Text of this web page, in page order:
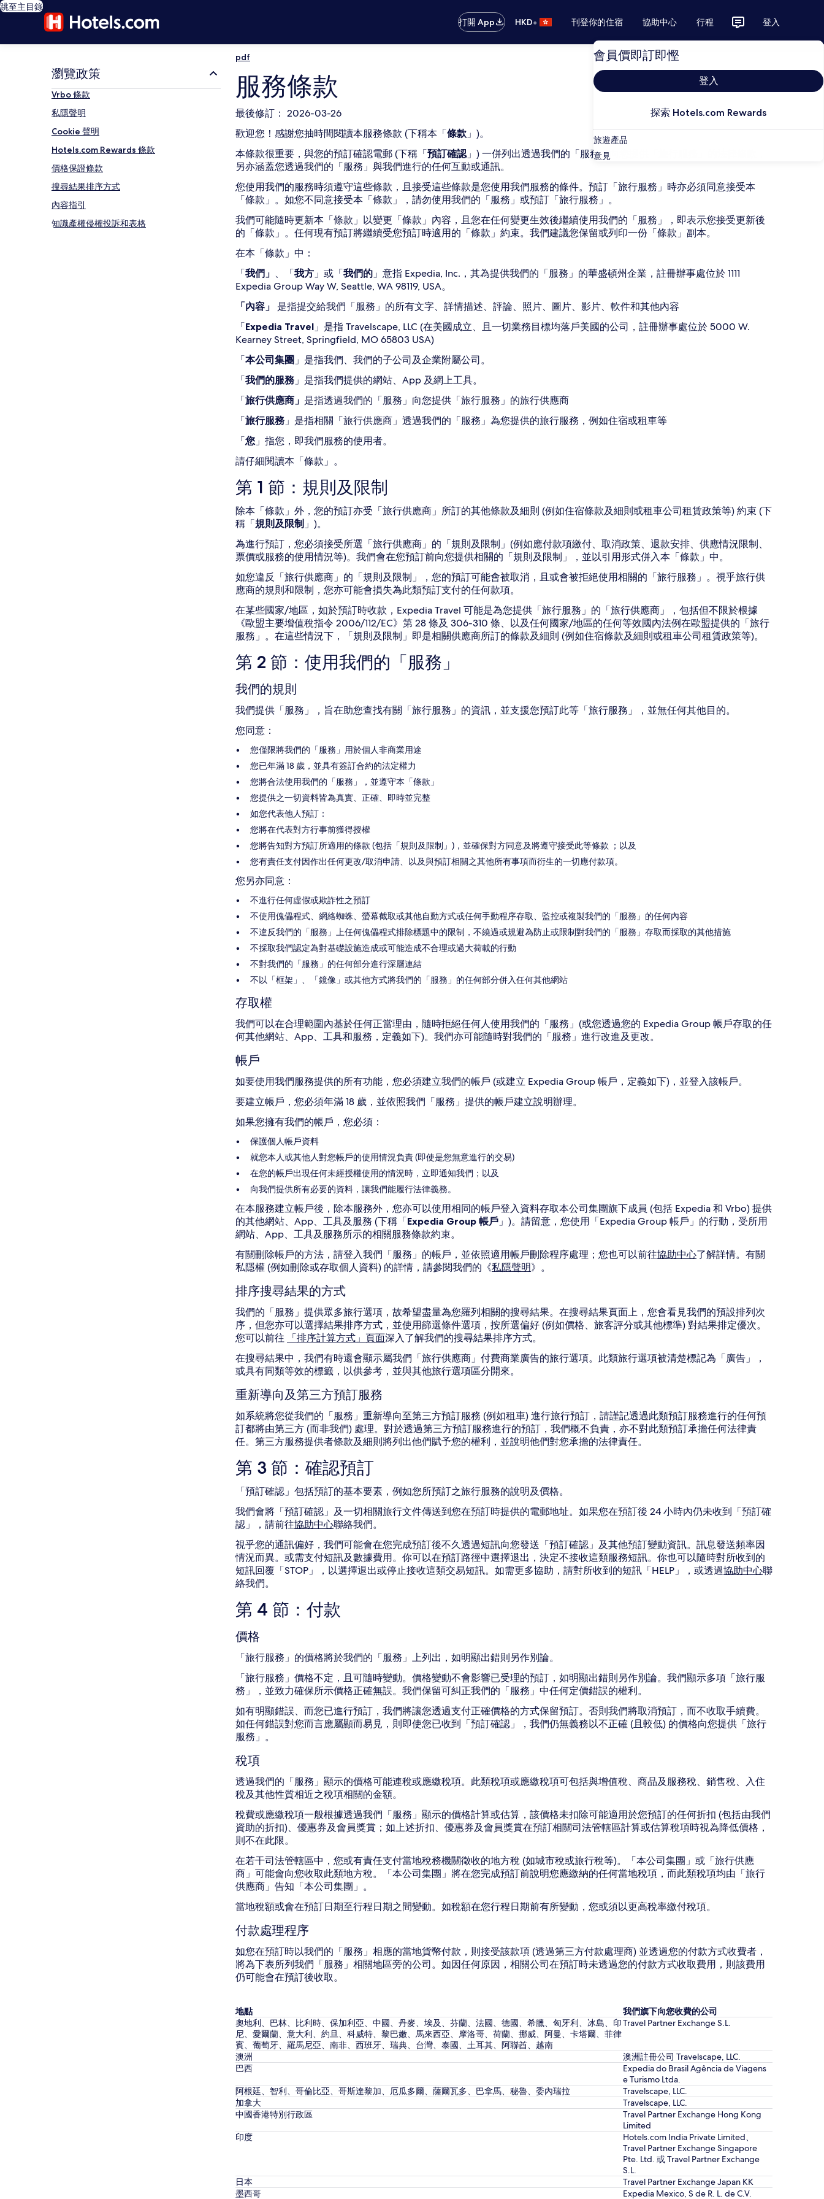
跳至主目錄
打開 App
HKD• 刊登你的住宿 協助中心 行程 登入
會員價即訂即慳
登入
探索 Hotels.com Rewards
旅遊產品
意見
瀏覽政策
Vrbo 條款
私隱聲明
Cookie 聲明
Hotels.com Rewards 條款
價格保證條款
搜尋結果排序方式
內容指引
知識產權侵權投訴和表格
pdf
服務條款
最後修訂： 2026-03-26
歡迎您！感謝您抽時間閱讀本服務條款 (下稱本「條款 」)。
本條款很重要，與您的預訂確認電郵 (下稱「預訂確認」) 一併列出透過我們的「服務」向您提供「旅行服務」的法律條款，
另亦涵蓋您透過我們的「服務」與我們進行的任何互動或通訊。
您使用我們的服務時須遵守這些條款，且接受這些條款是您使用我們服務的條件。預訂「旅行服務」時亦必須同意接受本
「條款」。如您不同意接受本「條款」，請勿使用我們的「服務」或預訂「旅行服務」。
我們可能隨時更新本「條款」以變更「條款」內容，且您在任何變更生效後繼續使用我們的「服務」，即表示您接受更新後
的「條款」。任何現有預訂將繼續受您預訂時適用的「條款」約束。我們建議您保留或列印一份「條款」副本。
在本「條款」中：
「我們」 、「我方 」或「我們的 」意指 Expedia, Inc.，其為提供我們的「服務」的華盛頓州企業，註冊辦事處位於 1111
Expedia Group Way W, Seattle, WA 98119, USA。
「內容」
是指提交給我們「服務」的所有文字、詳情描述、評論、照片、圖片、影片、軟件和其他內容
「Expedia Travel 」是指 Travelscape, LLC (在美國成立、且一切業務目標均落戶美國的公司，註冊辦事處位於 5000 W.
Kearney Street, Springfield, MO 65803 USA)
「本公司集團 」是指我們、我們的子公司及企業附屬公司。
「我們的服務 」是指我們提供的網站、App 及網上工具。
「旅行供應商」 是指透過我們的「服務」向您提供「旅行服務」的旅行供應商
「旅行服務 」是指相關「旅行供應商」透過我們的「服務」為您提供的旅行服務，例如住宿或租車等
「您 」指您，即我們服務的使用者。
請仔細閱讀本「條款」。
第 1 節：規則及限制
除本「條款」外，您的預訂亦受「旅行供應商」所訂的其他條款及細則 (例如住宿條款及細則或租車公司租賃政策等) 約束 (下
稱「規則及限制 」)。
為進行預訂，您必須接受所選「旅行供應商」的「規則及限制」(例如應付款項繳付、取消政策、退款安排、供應情況限制、
票價或服務的使用情況等)。我們會在您預訂前向您提供相關的「規則及限制」，並以引用形式併入本「條款」中。
如您違反「旅行供應商」的「規則及限制」，您的預訂可能會被取消，且或會被拒絕使用相關的「旅行服務」。視乎旅行供
應商的規則和限制，您亦可能會損失為此類預訂支付的任何款項。
在某些國家/地區，如於預訂時收款，Expedia Travel 可能是為您提供「旅行服務」的「旅行供應商」，包括但不限於根據
《歐盟主要增值稅指令 2006/112/EC》第 28 條及 306-310 條、以及任何國家/地區的任何等效國內法例在歐盟提供的「旅行
服務」。在這些情況下，「規則及限制」即是相關供應商所訂的條款及細則 (例如住宿條款及細則或租車公司租賃政策等)。
第 2 節：使用我們的「服務」
我們的規則
我們提供「服務」，旨在助您查找有關「旅行服務」的資訊，並支援您預訂此等「旅行服務」，並無任何其他目的。
您同意：
您僅限將我們的「服務」用於個人非商業用途
您已年滿 18 歲，並具有簽訂合約的法定權力
您將合法使用我們的「服務」，並遵守本「條款」
您提供之一切資料皆為真實、正確、即時並完整
如您代表他人預訂：
您將在代表對方行事前獲得授權
您將告知對方預訂所適用的條款 (包括「規則及限制」)，並確保對方同意及將遵守接受此等條款 ；以及
您有責任支付因作出任何更改/取消申請、以及與預訂相關之其他所有事項而衍生的一切應付款項。
您另亦同意：
不進行任何虛假或欺詐性之預訂
不使用傀儡程式、網絡蜘蛛、螢幕截取或其他自動方式或任何手動程序存取、監控或複製我們的「服務」的任何內容
不違反我們的「服務」上任何傀儡程式排除標題中的限制，不繞過或規避為防止或限制對我們的「服務」存取而採取的其他措施
不採取我們認定為對基礎設施造成或可能造成不合理或過大荷載的行動
不對我們的「服務」的任何部分進行深層連結
不以「框架」、「鏡像」或其他方式將我們的「服務」的任何部分併入任何其他網站
存取權
我們可以在合理範圍內基於任何正當理由，隨時拒絕任何人使用我們的「服務」(或您透過您的 Expedia Group 帳戶存取的任
何其他網站、App、工具和服務，定義如下)。我們亦可能隨時對我們的「服務」進行改進及更改。
帳戶
如要使用我們服務提供的所有功能，您必須建立我們的帳戶 (或建立 Expedia Group 帳戶，定義如下)，並登入該帳戶。
要建立帳戶，您必須年滿 18 歲，並依照我們「服務」提供的帳戶建立說明辦理。
如果您擁有我們的帳戶，您必須：
保護個人帳戶資料
就您本人或其他人對您帳戶的使用情況負責 (即使是您無意進行的交易)
在您的帳戶出現任何未經授權使用的情況時，立即通知我們；以及
向我們提供所有必要的資料，讓我們能履行法律義務。
在本服務建立帳戶後，除本服務外，您亦可以使用相同的帳戶登入資料存取本公司集團旗下成員 (包括 Expedia 和 Vrbo) 提供
的其他網站、App、工具及服務 (下稱「Expedia Group 帳戶 」)。請留意，您使用「Expedia Group 帳戶」的行動，受所用
網站、App、工具及服務所示的相關服務條款約束。
有關刪除帳戶的方法，請登入我們「服務」的帳戶，並依照適用帳戶刪除程序處理；您也可以前往協助中心了解詳情。有關
私隱權 (例如刪除或存取個人資料) 的詳情，請參閱我們的《私隱聲明》。
排序搜尋結果的方式
我們的「服務」提供眾多旅行選項，故希望盡量為您羅列相關的搜尋結果。在搜尋結果頁面上，您會看見我們的預設排列次
序，但您亦可以選擇結果排序方式，並使用篩選條件選項，按所選偏好 (例如價格、旅客評分或其他標準) 對結果排定優次。
您可以前往
「排序計算方式」頁面深入了解我們的搜尋結果排序方式。
在搜尋結果中，我們有時還會顯示屬我們「旅行供應商」付費商業廣告的旅行選項。此類旅行選項被清楚標記為「廣告」，
或具有同類等效的標籤，以供參考，並與其他旅行選項區分開來。
重新導向及第三方預訂服務
如系統將您從我們的「服務」重新導向至第三方預訂服務 (例如租車) 進行旅行預訂，請謹記透過此類預訂服務進行的任何預
訂都將由第三方 (而非我們) 處理。對於透過第三方預訂服務進行的預訂，我們概不負責，亦不對此類預訂承擔任何法律責
任。第三方服務提供者條款及細則將列出他們賦予您的權利，並說明他們對您承擔的法律責任。
第 3 節：確認預訂
「預訂確認」包括預訂的基本要素，例如您所預訂之旅行服務的說明及價格。
我們會將「預訂確認」及一切相關旅行文件傳送到您在預訂時提供的電郵地址。如果您在預訂後 24 小時內仍未收到「預訂確
認」，請前往協助中心聯絡我們。
視乎您的通訊偏好，我們可能會在您完成預訂後不久透過短訊向您發送「預訂確認」及其他預訂變動資訊。訊息發送頻率因
情況而異。或需支付短訊及數據費用。你可以在預訂路徑中選擇退出，決定不接收這類服務短訊。你也可以隨時對所收到的
短訊回覆「STOP」，以選擇退出或停止接收這類交易短訊。如需更多協助，請對所收到的短訊「HELP」，或透過協助中心聯
絡我們。
第 4 節：付款
價格
「旅行服務」的價格將於我們的「服務」上列出，如明顯出錯則另作別論。
「旅行服務」價格不定，且可隨時變動。價格變動不會影響已受理的預訂，如明顯出錯則另作別論。我們顯示多項「旅行服
務」，並致力確保所示價格正確無誤。我們保留可糾正我們的「服務」中任何定價錯誤的權利。
如有明顯錯誤、而您已進行預訂，我們將讓您透過支付正確價格的方式保留預訂。否則我們將取消預訂，而不收取手續費。
如任何錯誤對您而言應屬顯而易見，則即使您已收到「預訂確認」，我們仍無義務以不正確 (且較低) 的價格向您提供「旅行
服務」。
稅項
透過我們的「服務」顯示的價格可能連稅或應繳稅項。此類稅項或應繳稅項可包括與增值稅、商品及服務稅、銷售稅、入住
稅及其他性質相近之稅項相關的金額。
稅費或應繳稅項一般根據透過我們「服務」顯示的價格計算或估算，該價格未扣除可能適用於您預訂的任何折扣 (包括由我們
資助的折扣)、優惠券及會員獎賞；如上述折扣、優惠券及會員獎賞在預訂相關司法管轄區計算或估算稅項時視為降低價格，
則不在此限。
在若干司法管轄區中，您或有責任支付當地稅務機關徵收的地方稅 (如城市稅或旅行稅等)。「本公司集團」或「旅行供應
商」可能會向您收取此類地方稅。「本公司集團」將在您完成預訂前說明您應繳納的任何當地稅項，而此類稅項均由「旅行
供應商」告知「本公司集團」。
當地稅額或會在預訂日期至行程日期之間變動。如稅額在您行程日期前有所變動，您或須以更高稅率繳付稅項。
付款處理程序
如您在預訂時以我們的「服務」相應的當地貨幣付款，則接受該款項 (透過第三方付款處理商) 並透過您的付款方式收費者，
將為下表所列我們「服務」相關地區旁的公司。如因任何原因，相關公司在預訂時未透過您的付款方式收取費用，則該費用
仍可能會在預訂後收取。
地點
我們旗下向您收費的公司
奧地利、巴林、比利時、保加利亞、中國、丹麥、埃及、芬蘭、法國、德國、希臘、匈牙利、冰島、印
尼、愛爾蘭、意大利、約旦、科威特、黎巴嫩、馬來西亞、摩洛哥、荷蘭、挪威、阿曼、卡塔爾、菲律
賓、葡萄牙、羅馬尼亞、南非、西班牙、瑞典、台灣、泰國、土耳其、阿聯酋、越南
Travel Partner Exchange S.L.
澳洲
澳洲註冊公司 Travelscape, LLC.
巴西
Expedia do Brasil Agência de Viagens
e Turismo Ltda.
阿根廷、智利、哥倫比亞、哥斯達黎加、厄瓜多爾、薩爾瓦多、巴拿馬、秘魯、委內瑞拉
Travelscape, LLC.
加拿大
Travelscape, LLC.
中國香港特別行政區
Travel Partner Exchange Hong Kong
Limited
印度
Hotels.com India Private Limited、
Travel Partner Exchange Singapore
Pte. Ltd. 或 Travel Partner Exchange
S.L.
日本
Travel Partner Exchange Japan KK
墨西哥
Expedia Mexico, S de R. L. de C.V.